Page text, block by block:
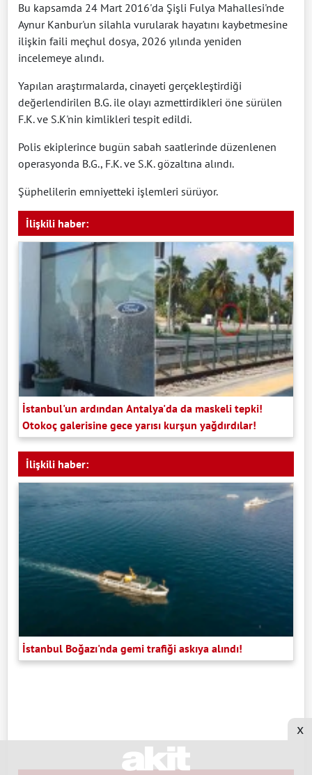
Bu kapsamda 24 Mart 2016'da Şişli Fulya Mahallesi'nde
Aynur Kanbur'un silahla vurularak hayatını kaybetmesine
ilişkin faili meçhul dosya, 2026 yılında yeniden
incelemeye alındı.
Yapılan araştırmalarda, cinayeti gerçekleştirdiği
değerlendirilen B.G. ile olayı azmettirdikleri öne sürülen
F.K. ve S.K'nin kimlikleri tespit edildi.
Polis ekiplerince bugün sabah saatlerinde düzenlenen
operasyonda B.G., F.K. ve S.K. gözaltına alındı.
Şüphelilerin emniyetteki işlemleri sürüyor.
İlişkili haber:
İstanbul'un ardından Antalya'da da maskeli tepki!
Otokoç galerisine gece yarısı kurşun yağdırdılar!
İlişkili haber:
İstanbul Boğazı'nda gemi trafiği askıya alındı!
x